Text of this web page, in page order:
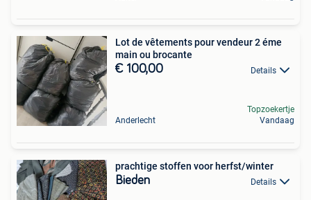
Lot de vêtements pour vendeur 2 éme
main ou brocante
€ 100,00 Details
Anderlecht
Topzoekertje
Vandaag
prachtige stoffen voor herfst/winter
Bieden Details